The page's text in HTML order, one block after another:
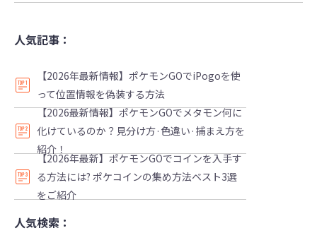
人気記事：
【2026年最新情報】ポケモンGOでiPogoを使
って位置情報を偽装する方法
【2026最新情報】ポケモンGOでメタモン何に
化けているのか？見分け方·色違い·捕まえ方を
紹介！
【2026年最新】ポケモンGOでコインを入手す
る方法には? ポケコインの集め方法ベスト3選
をご紹介
人気検索：